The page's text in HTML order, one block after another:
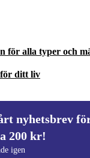
för alla typer och
ditt liv
nyhetsbrev
200 kr!
igen
för första